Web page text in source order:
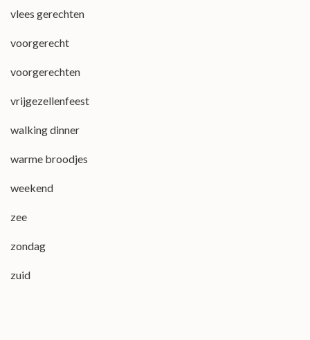
vlees gerechten
voorgerecht
voorgerechten
vrijgezellenfeest
walking dinner
warme broodjes
weekend
zee
zondag
zuid